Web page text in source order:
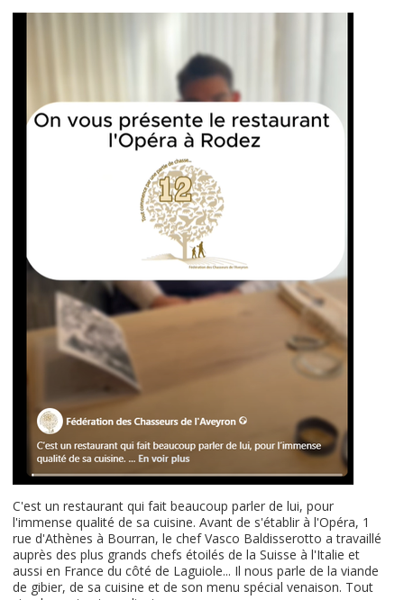
C'est un restaurant qui fait beaucoup parler de lui, pour
l'immense qualité de sa cuisine. Avant de s'établir à l'Opéra, 1
rue d'Athènes à Bourran, le chef Vasco Baldisserotto a travaillé
auprès des plus grands chefs étoilés de la Suisse à l'Italie et
aussi en France du côté de Laguiole... Il nous parle de la viande
de gibier, de sa cuisine et de son menu spécial venaison. Tout